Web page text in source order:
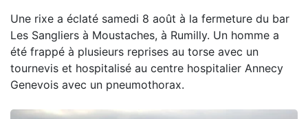
Une rixe a éclaté samedi 8 août à la fermeture du bar
Les Sangliers à Moustaches, à Rumilly. Un homme a
été frappé à plusieurs reprises au torse avec un
tournevis et hospitalisé au centre hospitalier Annecy
Genevois avec un pneumothorax.